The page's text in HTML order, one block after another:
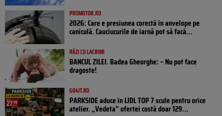
PROMOTOR.RO
2026: Care e presiunea corectă în anvelope pe
caniculă. Cauciucurile de iarnă pot să facă...
RÂZI CU LACRIMI
BANCUL ZILEI. Badea Gheorghe: – Nu pot face
dragoste!
GO4IT.RO
PARKSIDE aduce în LIDL TOP 7 scule pentru orice
atelier. „Vedeta” ofertei costă doar 129...